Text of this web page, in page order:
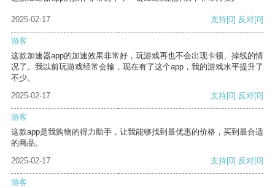
2025-02-17 支持[0] 反对[0]
游客
这款加速器app的加速效果非常好，玩游戏再也不会出现卡顿、掉线的情
况了。我以前玩游戏经常会输，现在有了这个app，我的游戏水平提升了
不少。
2025-02-17
支持[0] 反对[0]
游客
这款app是我购物的得力助手，让我能够找到最优惠的价格，买到最合适
的商品。
2025-02-17
支持[0] 反对[0]
游客